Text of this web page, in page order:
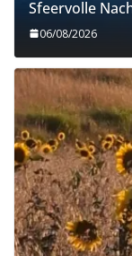
Sfeervolle
06/08/2026